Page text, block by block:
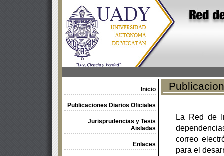
Inicio
Publicaciones Diarios Oficiales
Jurisprudencias y Tesis
Aisladas
Enlaces
La Red de
correo
para el